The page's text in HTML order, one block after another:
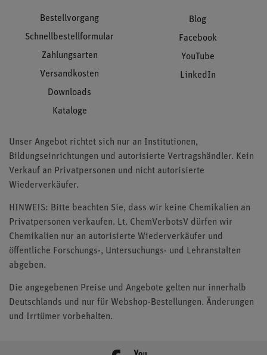
Bestellvorgang
Schnellbestellformular
Zahlungsarten
Versandkosten
Downloads
Kataloge
Blog
Facebook
YouTube
LinkedIn
Unser Angebot richtet sich nur an Institutionen,
Bildungseinrichtungen und autorisierte Vertragshändler. Kein
Verkauf an Privatpersonen und nicht autorisierte
Wiederverkäufer.
HINWEIS: Bitte beachten Sie, dass wir keine Chemikalien an
Privatpersonen verkaufen. Lt. ChemVerbotsV dürfen wir
Chemikalien nur an autorisierte Wiederverkäufer und
öffentliche Forschungs-, Untersuchungs- und Lehranstalten
abgeben.
Die angegebenen Preise und Angebote gelten nur innerhalb
Deutschlands und nur für Webshop-Bestellungen. Änderungen
und Irrtümer vorbehalten.